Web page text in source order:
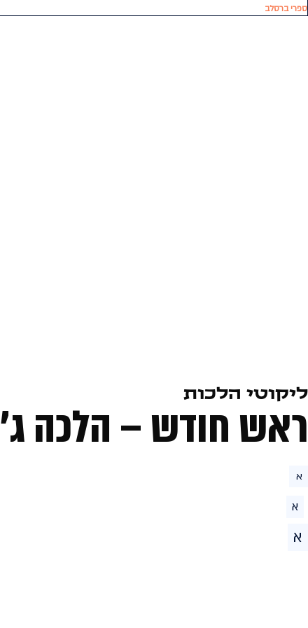
ספרי ברסלב
ליקוטי הלכות
ראש חודש – הלכה ג׳
א
א
א